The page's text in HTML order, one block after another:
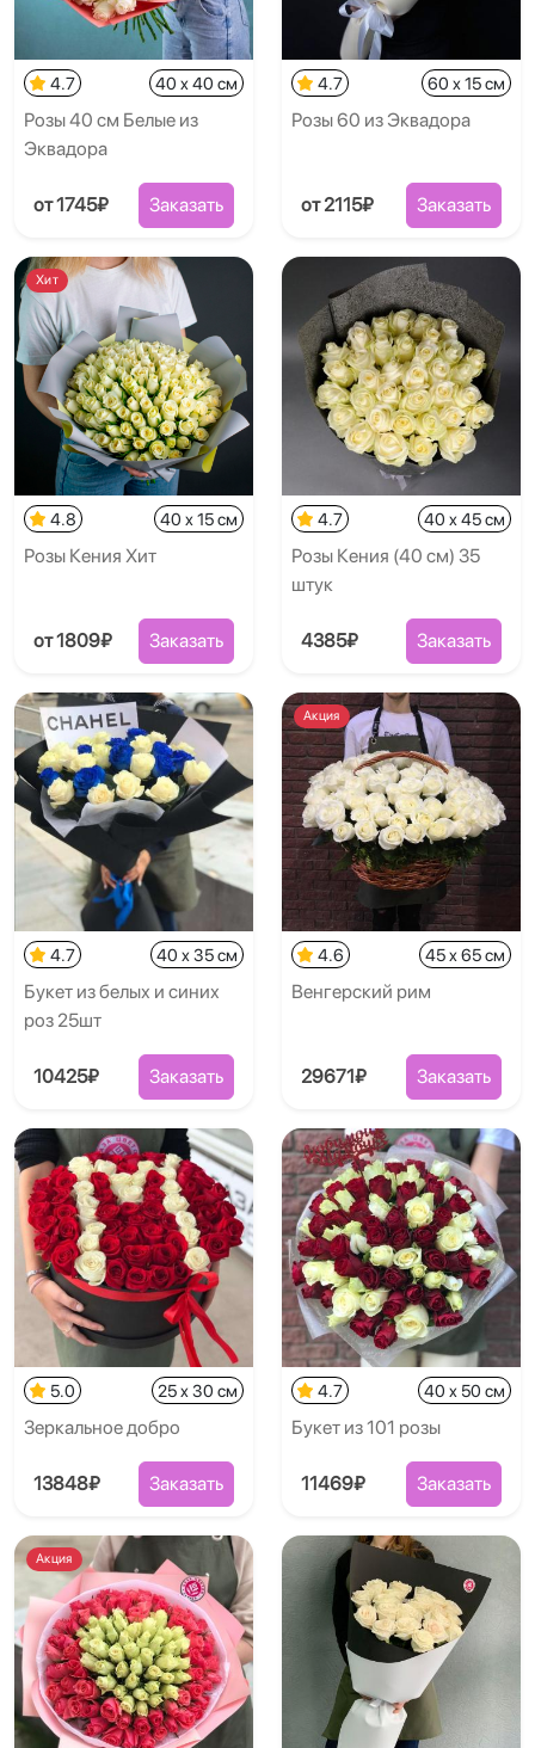
4.7 40 x 40 см
Розы 40 см Белые из
Эквадора
от 1745₽ Заказать
4.7 60 x 15 см
Розы 60 из Эквадора
от 2115₽ Заказать
Хит
4.8 40 x 15 см
Розы Кения Хит
от 1809₽ Заказать
4.7 40 x 45 см
Розы Кения (40 см) 35
штук
4385₽ Заказать
4.7 40 x 35 см
Букет из белых и синих
роз 25шт
10425₽ Заказать
Акция
4.6 45 x 65 см
Венгерский рим
29671₽ Заказать
5.0 25 x 30 см
Зеркальное добро
13848₽ Заказать
4.7 40 x 50 см
Букет из 101 розы
11469₽ Заказать
Акция